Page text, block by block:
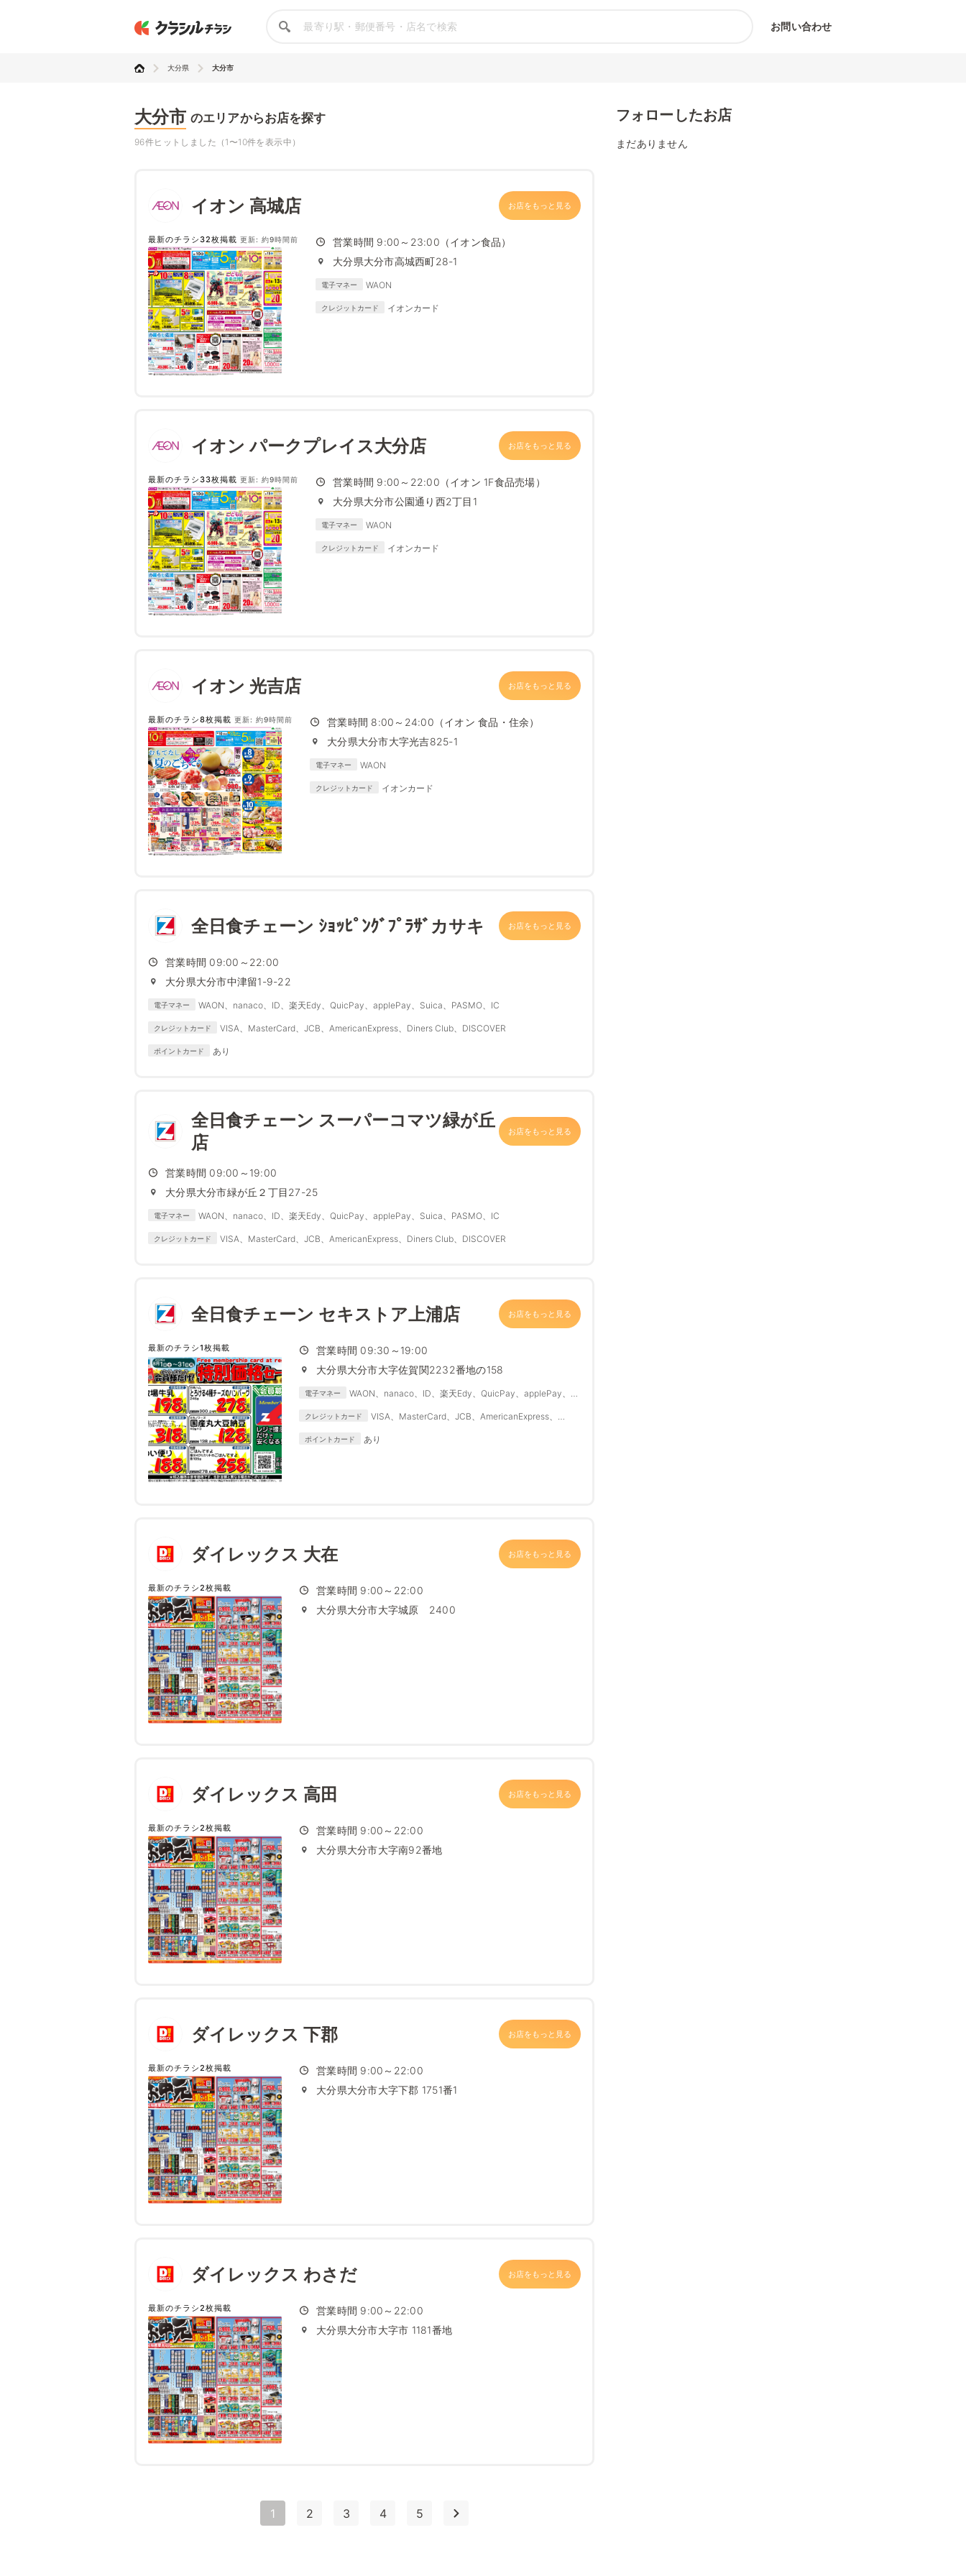
お問い合わせ
大分県 大分市
大分市 のエリアからお店を探す
96件ヒットしました（1〜10件を表示中）
イオン 高城店 お店をもっと見る
最新のチラシ32枚掲載 更新: 約9時間前
営業時間 9:00～23:00（イオン食品）
大分県大分市高城西町28-1
電子マネー WAON
クレジットカード イオンカード
イオン パークプレイス大分店 お店をもっと見る
最新のチラシ33枚掲載 更新: 約9時間前
営業時間 9:00～22:00（イオン 1F食品売場）
大分県大分市公園通り西2丁目1
電子マネー WAON
クレジットカード イオンカード
イオン 光吉店 お店をもっと見る
最新のチラシ8枚掲載 更新: 約9時間前
営業時間 8:00～24:00（イオン 食品・住余）
大分県大分市大字光吉825-1
電子マネー WAON
クレジットカード イオンカード
全日食チェーン ｼｮｯﾋﾟﾝｸﾞﾌﾟﾗｻﾞカサキ お店をもっと見る
営業時間 09:00～22:00
大分県大分市中津留1-9-22
電子マネー WAON、nanaco、ID、楽天Edy、QuicPay、applePay、Suica、PASMO、IC
クレジットカード VISA、MasterCard、JCB、AmericanExpress、Diners Club、DISCOVER
ポイントカード あり
全日食チェーン スーパーコマツ緑が丘
店
お店をもっと見る
営業時間 09:00～19:00
大分県大分市緑が丘２丁目27-25
電子マネー WAON、nanaco、ID、楽天Edy、QuicPay、applePay、Suica、PASMO、IC
クレジットカード VISA、MasterCard、JCB、AmericanExpress、Diners Club、DISCOVER
全日食チェーン セキストア上浦店 お店をもっと見る
最新のチラシ1枚掲載
営業時間 09:30～19:00
大分県大分市大字佐賀関2232番地の158
電子マネー
WAON、nanaco、ID、楽天Edy、QuicPay、applePay、
クレジットカード
VISA、MasterCard、JCB、AmericanExpress、
ポイントカード あり
ダイレックス 大在 お店をもっと見る
最新のチラシ2枚掲載
営業時間 9:00～22:00
大分県大分市大字城原 2400
ダイレックス 高田 お店をもっと見る
最新のチラシ2枚掲載
営業時間 9:00～22:00
大分県大分市大字南92番地
ダイレックス 下郡 お店をもっと見る
最新のチラシ2枚掲載
営業時間 9:00～22:00
大分県大分市大字下郡 1751番1
ダイレックス わさだ お店をもっと見る
最新のチラシ2枚掲載
営業時間 9:00～22:00
大分県大分市大字市 1181番地
1 2 3 4 5
フォローしたお店
まだありません